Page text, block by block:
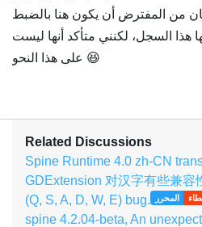
من المفترض أن يكون هنا بالضبط
هذا السجل، لكنني متأكد أنها ليست
على هذا النحو 😆
Related Discussions
Spine Runtime 4.0 zh-CN
GDExtension 对汉字有些兼容
(Q, S, A, D, W, E) bug. المحرر
spine 4.2.04-beta, An